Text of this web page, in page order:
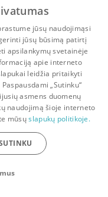
Pranešimai Paskyra
jūsų naudojimąsi
jūsų būsimą patirtį
apsilankymų svetainėje
apie interneto
leidžia pritaikyti
„Sutinku“
asmens duomenų
naudojimą šioje interneto
mūsųslapukų politikoje.